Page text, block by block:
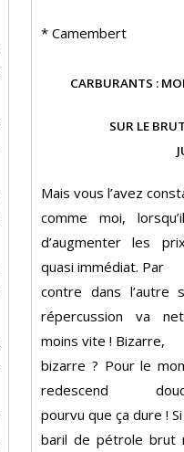
* Camembert
CARBURANTS :
SUR LE
Mais vous l’avez
comme moi,
d’augmenter les
quasi immédiat. Par
contre dans l’autre
répercussion va
moins vite ! Bizarre,
bizarre ? Pour le
redescend
pourvu que ça dure !
baril de pétrole brut